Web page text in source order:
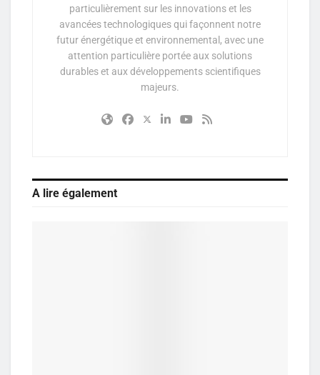
particulièrement sur les innovations et les
avancées technologiques qui façonnent notre
futur énergétique et environnemental, avec une
attention particulière portée aux solutions
durables et aux développements scientifiques
majeurs.
A lire également